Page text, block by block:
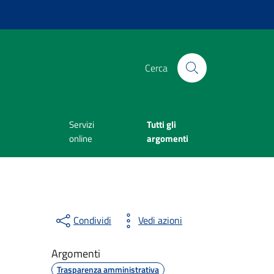
Cerca
Servizi
online
Tutti gli
argomenti
Condividi Vedi azioni
Argomenti
Trasparenza amministrativa